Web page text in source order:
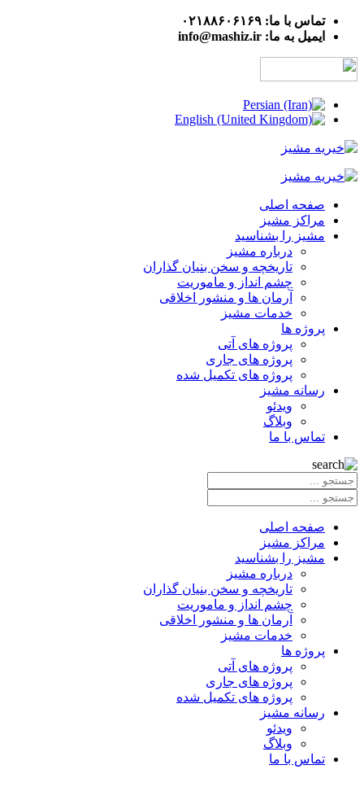
تماس با ما: ۰۲۱۸۸۶۰۶۱۶۹
ایمیل به ما: info@mashiz.ir
صفحه اصلی
مراکز مشیز
مشیز را بشناسید
درباره مشیز
تاریخچه و سخن بنیان گذاران
چشم انداز و ماموریت
آرمان ها و منشور اخلاقی
خدمات مشیز
پروژه ها
پروژه های آتی
پروژه های جاری
پروژه های تکمیل شده
رسانه مشیز
ویدئو
وبلاگ
تماس با ما
صفحه اصلی
مراکز مشیز
مشیز را بشناسید
درباره مشیز
تاریخچه و سخن بنیان گذاران
چشم انداز و ماموریت
آرمان ها و منشور اخلاقی
خدمات مشیز
پروژه ها
پروژه های آتی
پروژه های جاری
پروژه های تکمیل شده
رسانه مشیز
ویدئو
وبلاگ
تماس با ما